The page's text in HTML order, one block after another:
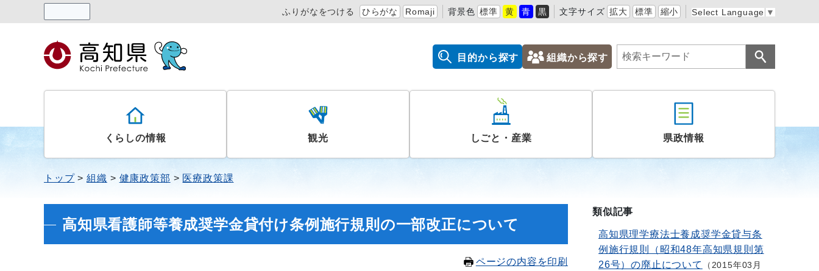
ふりがなをつける ひらがな Romaji 背景色 標準 黄 青 黒 文字サイズ 拡大 標準 縮小 Select Language ▼
目的から探す 組織から探す
くらしの情報 観光 しごと・産業 県政情報
トップ 組織 健康政策部 医療政策課
高知県看護師等養成奨学金貸付け条例施行規則の一部改正について
ページの内容を印刷
類似記事
高知県理学療法士養成奨学金貸与条
例施行規則（昭和48年高知県規則第
26号）の廃止について
2015年03月